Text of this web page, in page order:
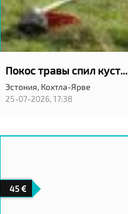
Покос травы спил кустов
Эстония, Кохтла-Ярве
25-07-2026, 17:38
45